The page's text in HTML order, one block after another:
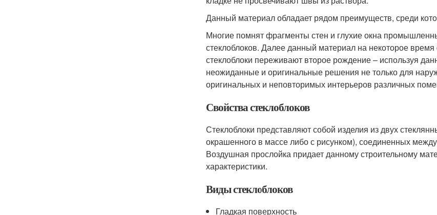
Данный материал обладает рядом преимуществ, среди
Многие помнят фрагменты стен и глухие окна
стеклоблоков. Далее данный материал на некоторое
стеклоблоки переживают второе рождение – используя
неожиданные и оригинальные решения не только для
оригинальных и неповторимых интерьеров различных
Свойства стеклоблоков
Стеклоблоки представляют собой изделия из двух
окрашенного в массе либо с рисунком), соединенных
Воздушная прослойка придает данному строительному
характеристики.
Виды стеклоблоков
Гладкая поверхность